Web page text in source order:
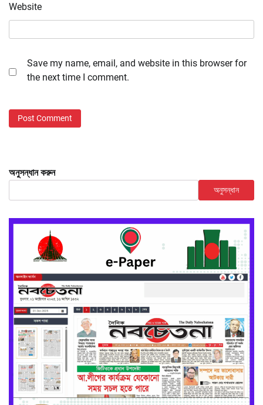
Website
Save my name, email, and website in this browser for
the next time I comment.
অনুসন্ধান করুন
অনুসন্ধান